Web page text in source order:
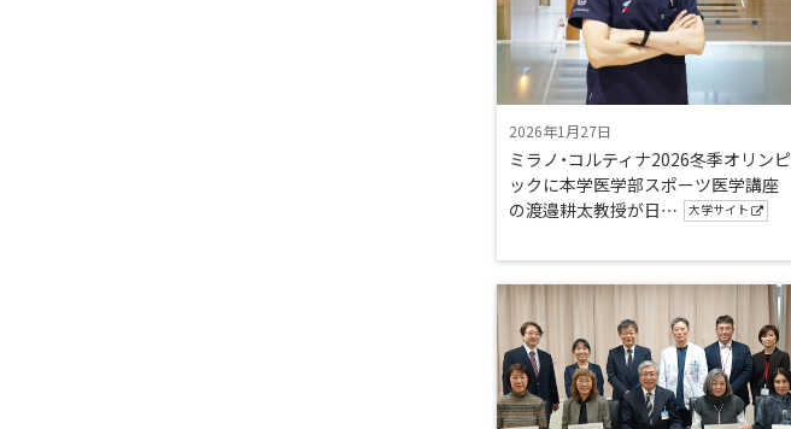
2026年1月27日
ミラノ・コルティナ2026冬季オリンピ
ックに本学医学部スポーツ医学講座
の渡邉耕太教授が日…
大学サイト